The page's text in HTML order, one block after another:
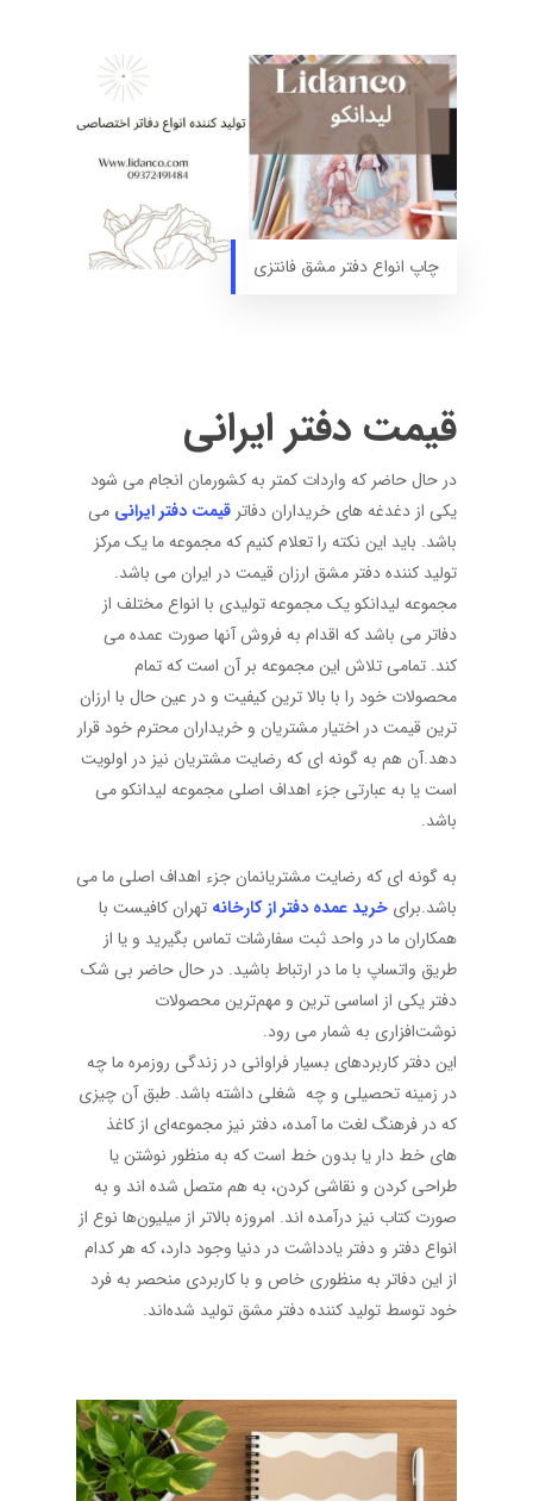
چاپ انواع دفتر مشق فانتزی
قیمت دفتر ایرانی
در حال حاضر که واردات کمتر به کشورمان انجام می شود
یکی از دغدغه های خریداران دفاتر قیمت دفتر ایرانی می
باشد. باید این نکته را تعلام کنیم که مجموعه ما یک مرکز
تولید کننده دفتر مشق ارزان قیمت در ایران می باشد.
مجموعه لیدانکو یک مجموعه تولیدی با انواع مختلف از
دفاتر می باشد که اقدام به فروش آنها صورت عمده می
کند. تمامی تلاش این مجموعه بر آن است که تمام
محصولات خود را با بالا ترین کیفیت و در عین حال با ارزان
ترین قیمت در اختیار مشتریان و خریداران محترم خود قرار
دهد.آن هم به گونه ای که رضایت مشتریان نیز در اولویت
است یا به عبارتی جزء اهداف اصلی مجموعه لیدانکو می
باشد.
به گونه ای که رضایت مشتریانمان جزء اهداف اصلی ما می
باشد.برای خرید عمده دفتر از کارخانه تهران کافیست با
همکاران ما در واحد ثبت سفارشات تماس بگیرید و یا از
طریق واتساپ با ما در ارتباط باشید. در حال حاضر بی شک
دفتر یکی از اساسی ترین و مهم‌ترین محصولات
نوشت‌افزاری‌ به شمار می رود.
این دفتر کاربردهای بسیار فراوانی در زندگی روزمره ما چه
در زمینه تحصیلی و چه شغلی داشته باشد. طبق آن چیزی
که در فرهنگ لغت ما آمده، دفتر نیز مجموعه‌ای از کاغذ
های خط دار یا بدون خط است که به منظور نوشتن یا
طراحی کردن و نقاشی کردن، به هم متصل شده اند و به
صورت کتاب نیز درآمده اند. امروزه بالاتر از میلیون‌ها نوع از
انواع دفتر و دفتر یادداشت در دنیا وجود دارد، که هر کدام
از این دفاتر به منظوری خاص و با کاربردی منحصر به فرد
خود توسط تولید کننده دفتر مشق تولید شده‌اند.